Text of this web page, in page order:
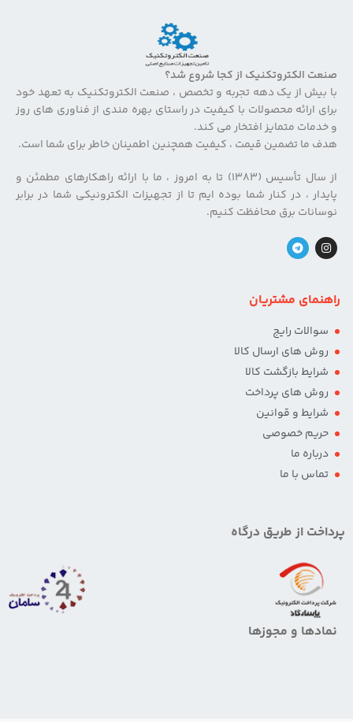
صنعت الکتروتکنیک از کجا شروع شد؟
با بیش از یک دهه تجربه و تخصص ، صنعت الکتروتکنیک به تعهد خود
برای ارائه محصولات با کیفیت در راستای بهره مندی از فناوری های روز
و خدمات متمایز افتخار می کند.
هدف ما تضمین قیمت ، کیفیت همچنین اطمینان خاطر برای شما است.
از سال تأسیس (۱۳۸۳) تا به امروز ، ما با ارائه راهکارهای مطمئن و
پایدار ، در کنار شما بوده ایم تا از تجهیزات الکترونیکی شما در برابر
نوسانات برق محافظت کنیم.
راهنمای مشتریان
سوالات رایج
روش های ارسال کالا
شرایط بازگشت کالا
روش های پرداخت
شرایط و قوانین
حریم خصوصی
درباره ما
تماس با ما
پرداخت از طریق درگاه
نمادها و مجوزها